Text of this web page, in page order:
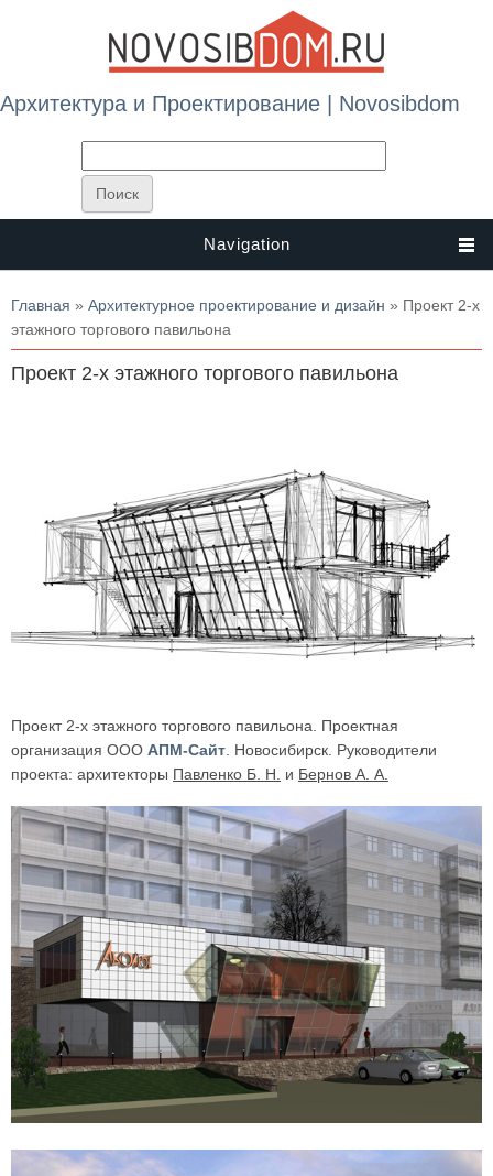
Архитектура и Проектирование | Novosibdom
Navigation
Вы здесь
Главная » Архитектурное проектирование и дизайн » Проект 2-х
этажного торгового павильона
Проект 2-х этажного торгового павильона
Проект 2-х этажного торгового павильона. Проектная
организация ООО АПМ-Сайт . Новосибирск. Руководители
проекта: архитекторы Павленко Б. Н. и Бернов А. А.